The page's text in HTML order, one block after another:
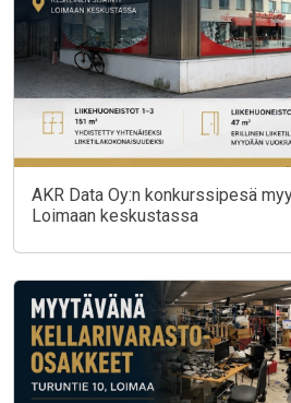
AKR Data Oy:n konkurssipesä
Loimaan keskustassa